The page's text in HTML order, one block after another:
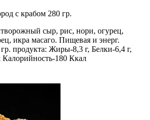
с крабом 280 гр.
сыр, рис, нори, огурец,
икра масаго. Пищевая и энерг.
продукта: Жиры-8,3 г, Белки-6,4 г,
Калорийность-180 Ккал